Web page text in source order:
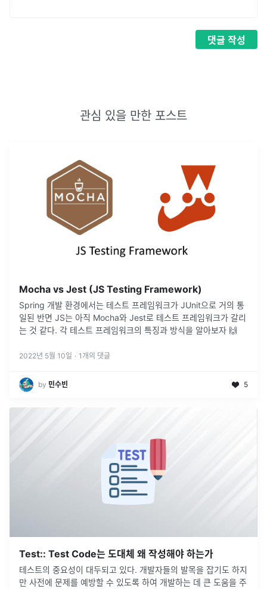
댓글 작성
관심 있을 만한 포스트
Mocha vs Jest (JS Testing Framework)
Spring 개발 환경에서는 테스트 프레임워크가 JUnit으로 거의 통
일된 반면 JS는 아직 Mocha와 Jest로 테스트 프레임워크가 갈리
는 것 같다. 각 테스트 프레임워크의 특징과 방식을 알아보자 🙌
2022년 5월 10일 · 1 개의 댓글
by 민수빈 5
Test:: Test Code는 도대체 왜 작성해야 하는가
테스트의 중요성이 대두되고 있다. 개발자들의 발목을 잡기도 하지
만 사전에 문제를 예방할 수 있도록 하여 개발하는 데 큰 도움을 주